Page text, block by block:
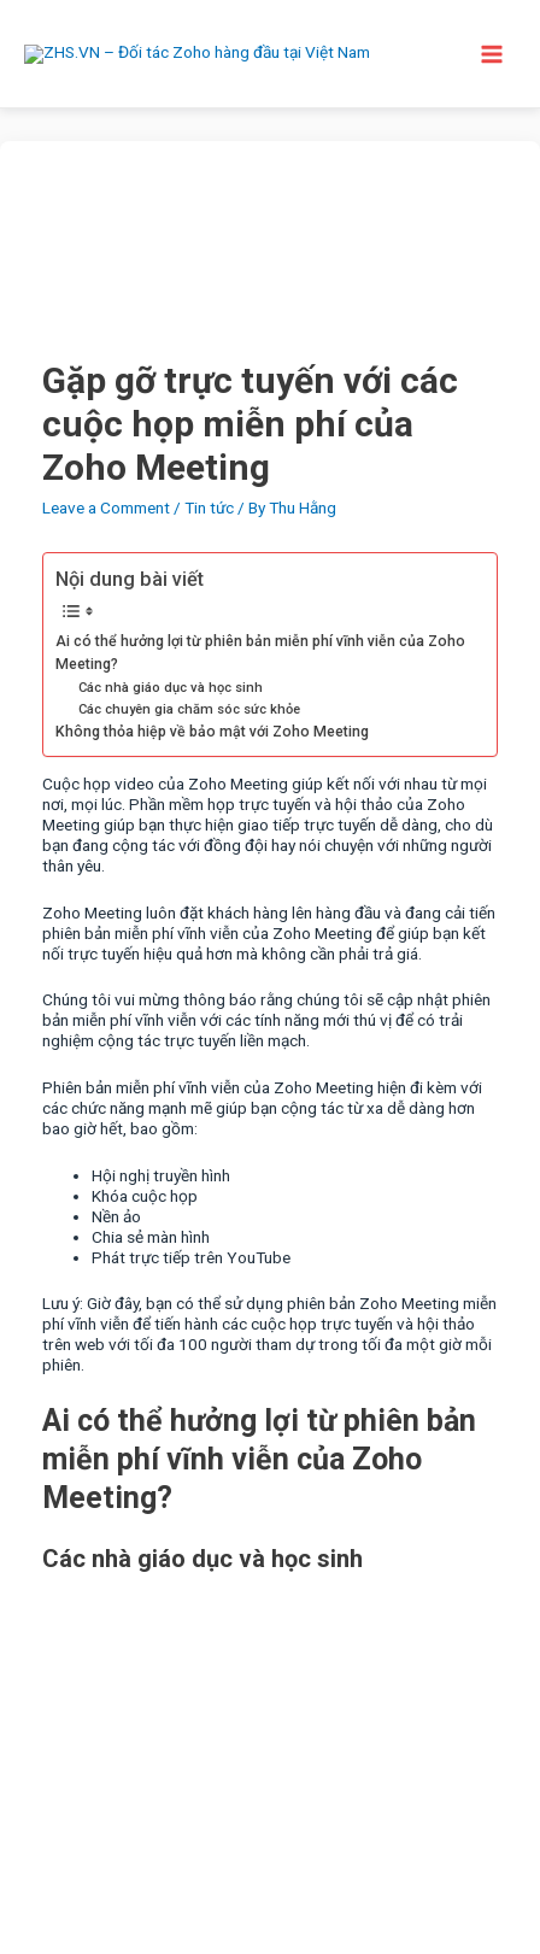
content
Gặp gỡ trực tuyến với các
cuộc họp miễn phí của
Zoho Meeting
Leave a Comment / Tin tức / ByThu Hằng
Nội dung bài viết
Ai có thể hưởng lợi từ phiên bản miễn phí vĩnh viễn của Zoho
Meeting?
Các nhà giáo dục và học sinh
Các chuyên gia chăm sóc sức khỏe
Không thỏa hiệp về bảo mật với Zoho Meeting
Cuộc họp video của Zoho Meeting giúp kết nối với nhau từ mọi
nơi, mọi lúc. Phần mềm họp trực tuyến và hội thảo của Zoho
Meeting giúp bạn thực hiện giao tiếp trực tuyến dễ dàng, cho dù
bạn đang cộng tác với đồng đội hay nói chuyện với những người
thân yêu.
Zoho Meeting luôn đặt khách hàng lên hàng đầu và đang cải tiến
phiên bản miễn phí vĩnh viễn của Zoho Meeting để giúp bạn kết
nối trực tuyến hiệu quả hơn mà không cần phải trả giá.
Chúng tôi vui mừng thông báo rằng chúng tôi sẽ cập nhật phiên
bản miễn phí vĩnh viễn với các tính năng mới thú vị để có trải
nghiệm cộng tác trực tuyến liền mạch.
Phiên bản miễn phí vĩnh viễn của Zoho Meeting hiện đi kèm với
các chức năng mạnh mẽ giúp bạn cộng tác từ xa dễ dàng hơn
bao giờ hết, bao gồm:
Hội nghị truyền hình
Khóa cuộc họp
Nền ảo
Chia sẻ màn hình
Phát trực tiếp trên YouTube
Lưu ý: Giờ đây, bạn có thể sử dụng phiên bản Zoho Meeting miễn
phí vĩnh viễn để tiến hành các cuộc họp trực tuyến và hội thảo
trên web với tối đa 100 người tham dự trong tối đa một giờ mỗi
phiên.
Ai có thể hưởng lợi từ phiên bản
miễn phí vĩnh viễn của Zoho
Meeting?
Các nhà giáo dục và học sinh